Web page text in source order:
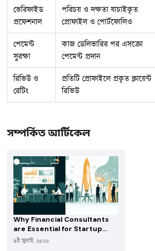
ভেরিফাইড
প্রফেশনাল
পরিচয় ও দক্ষতা যাচাইকৃত
প্রোফাইল ও পোর্টফোলিও
পেমেন্ট
সুরক্ষা
কাজ ডেলিভারির পর এসক্রো
পেমেন্ট প্রদান
রিভিউ ও
রেটিং
প্রতিটি প্রোফাইলে প্রকৃত ক্লায়েন্ট
রিভিউ
সম্পর্কিত আর্টিকেল
Why Financial Consultants
are Essential for Startup
Growth in Bangladesh
৯ই জুলাই, ২০২৬